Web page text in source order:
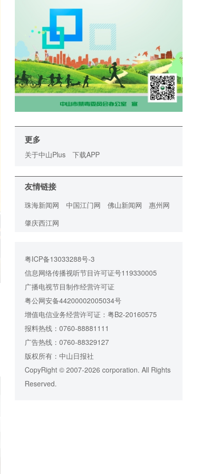
更多
关于中山Plus 下载APP
友情链接
珠海新闻网 中国江门网 佛山新闻网
惠州网
肇庆西江网
粤ICP备13033288号-3
信息网络传播视听节目许可证号119330005
广播电视节目制作经营许可证
粤公网安备44200002005034号
增值电信业务经营许可证：粤B2-20160575
报料热线：0760-88881111
广告热线：0760-88329127
版权所有：中山日报社
CopyRight © 2007-2026 corporation. All Rights
Reserved.